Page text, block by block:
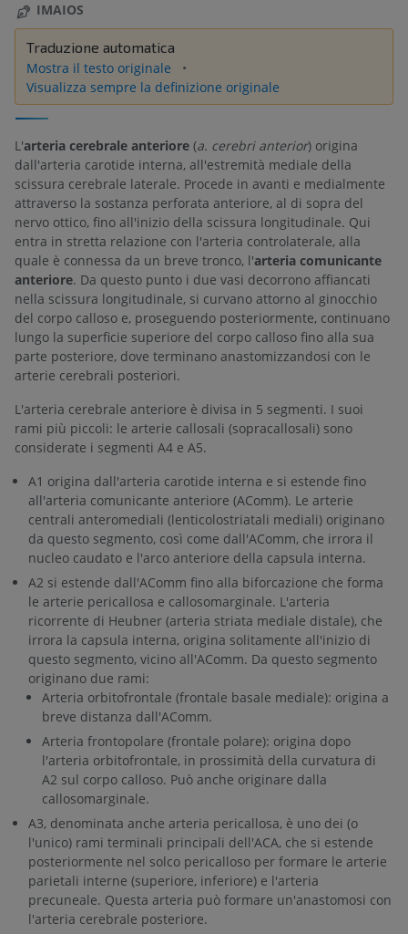
IMAIOS
Traduzione automatica
Mostra il testo originale
Visualizza sempre la definizione originale
L'arteria cerebrale anteriore (a. cerebri anterior) origina
dall'arteria carotide interna, all'estremità mediale della
scissura cerebrale laterale. Procede in avanti e medialmente
attraverso la sostanza perforata anteriore, al di sopra del
nervo ottico, fino all'inizio della scissura longitudinale. Qui
entra in stretta relazione con l'arteria controlaterale, alla
quale è connessa da un breve tronco, l'arteria comunicante
anteriore. Da questo punto i due vasi decorrono affiancati
nella scissura longitudinale, si curvano attorno al ginocchio
del corpo calloso e, proseguendo posteriormente, continuano
lungo la superficie superiore del corpo calloso fino alla sua
parte posteriore, dove terminano anastomizzandosi con le
arterie cerebrali posteriori.
L'arteria cerebrale anteriore è divisa in 5 segmenti. I suoi
rami più piccoli: le arterie callosali (sopracallosali) sono
considerate i segmenti A4 e A5.
A1 origina dall'arteria carotide interna e si estende fino
all'arteria comunicante anteriore (AComm). Le arterie
centrali anteromediali (lenticolostriatali mediali) originano
da questo segmento, così come dall'AComm, che irrora il
nucleo caudato e l'arco anteriore della capsula interna.
A2 si estende dall'AComm fino alla biforcazione che forma
le arterie pericallosa e callosomarginalе. L'arteria
ricorrente di Heubner (arteria striata mediale distale), che
irrora la capsula interna, origina solitamente all'inizio di
questo segmento, vicino all'AComm. Da questo segmento
originano due rami:
Arteria orbitofrontale (frontale basale mediale): origina a
breve distanza dall'AComm.
Arteria frontopolare (frontale polare): origina dopo
l'arteria orbitofrontale, in prossimità della curvatura di
A2 sul corpo calloso. Può anche originare dalla
callosomarginalе.
A3, denominata anche arteria pericallosa, è uno dei (o
l'unico) rami terminali principali dell'ACA, che si estende
posteriormente nel solco pericalloso per formare le arterie
parietali interne (superiore, inferiore) e l'arteria
precuneale. Questa arteria può formare un'anastomosi con
l'arteria cerebrale posteriore.